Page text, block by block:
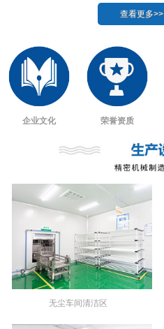
查看更多>>
企业文化 荣誉资质
无尘车间清洁区